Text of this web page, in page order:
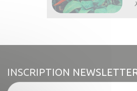
INSCRIPTION